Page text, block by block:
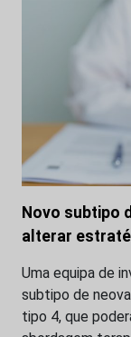
Novo subtipo
alterar
Uma equipa de
subtipo de
tipo 4, que